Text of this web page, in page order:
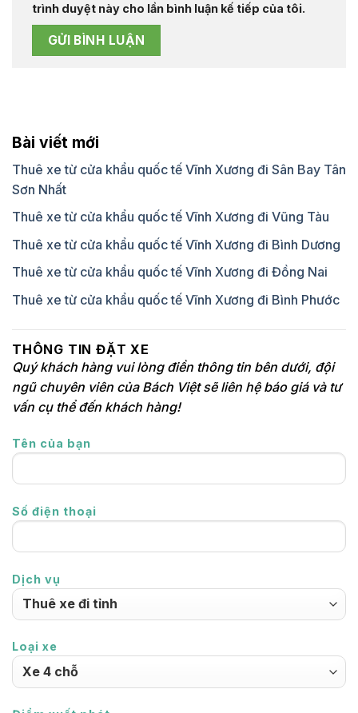
trình duyệt này cho lần bình luận kế tiếp của tôi.
Bài viết mới
Thuê xe từ cửa khẩu quốc tế Vĩnh Xương đi Sân Bay Tân
Sơn Nhất
Thuê xe từ cửa khẩu quốc tế Vĩnh Xương đi Vũng Tàu
Thuê xe từ cửa khẩu quốc tế Vĩnh Xương đi Bình Dương
Thuê xe từ cửa khẩu quốc tế Vĩnh Xương đi Đồng Nai
Thuê xe từ cửa khẩu quốc tế Vĩnh Xương đi Bình Phước
THÔNG TIN ĐẶT XE
Quý khách hàng vui lòng điền thông tin bên dưới, đội
ngũ chuyên viên của Bách Việt sẽ liên hệ báo giá và tư
vấn cụ thể đến khách hàng!
Tên của bạn
Số điện thoại
Dịch vụ
Loại xe